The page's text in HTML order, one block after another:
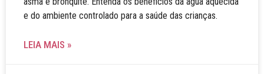
e do ambiente controlado para a saúde das crianças.
LEIA MAIS »